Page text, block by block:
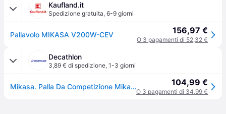
Kaufland.it
Spedizione gratuita, 6-9 giorni
Pallavolo MIKASA V200W-CEV 156,97 €
O 3 pagamenti di 52,32 €
Decathlon
3,89 € di spedizione, 1-3 giorni
Mikasa. Palla Da Competizione Mikasa V200w-cev Palloni Pallavolo Ritiro Gratis - multicoloregiallo - 5 104,99 €
O 3 pagamenti di 34,99 €